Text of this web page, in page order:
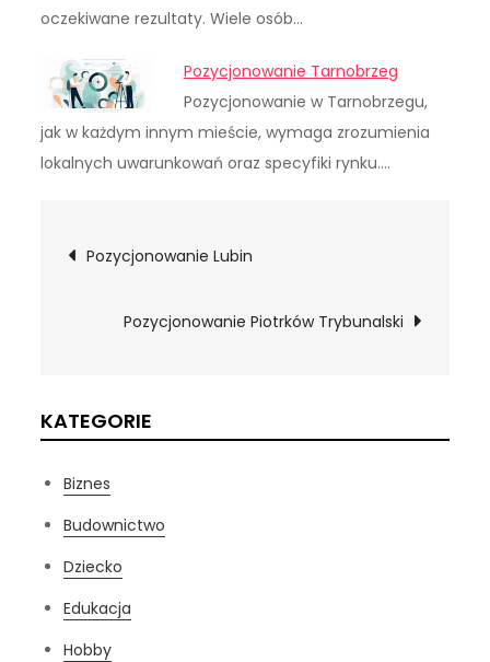
oczekiwane rezultaty. Wiele osób…
Pozycjonowanie Tarnobrzeg
Pozycjonowanie w Tarnobrzegu,
jak w każdym innym mieście, wymaga zrozumienia
lokalnych uwarunkowań oraz specyfiki rynku.…
Nawigacja
wpisu
Pozycjonowanie Lubin
Pozycjonowanie Piotrków Trybunalski
KATEGORIE
Biznes
Budownictwo
Dziecko
Edukacja
Hobby